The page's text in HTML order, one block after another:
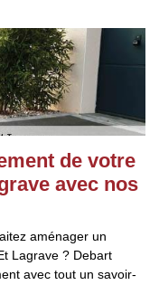
de votre
avec nos
aménager un
Lagrave ? Debart
avec tout un savoir-